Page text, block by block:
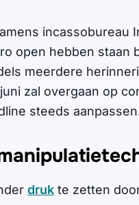
incassobureau
open hebben staan
meerdere
zal overgaan op
steeds
druk te zetten